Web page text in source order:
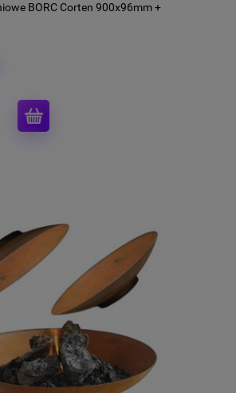
BORC Corten 900x96mm +